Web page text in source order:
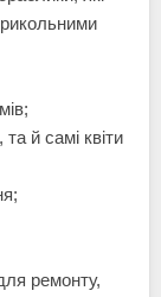
й самі квіти
ремонту,